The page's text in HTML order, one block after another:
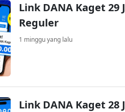
Link DANA Kaget 29
Reguler
1 minggu yang lalu
Link DANA Kaget 28